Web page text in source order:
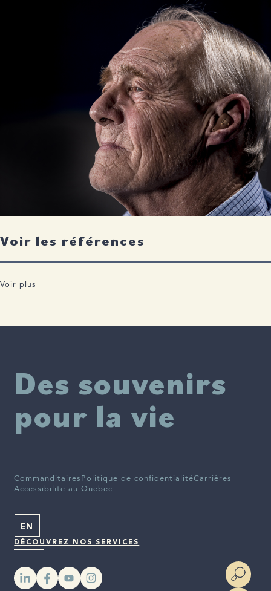
Voir les références
Voir plus
Des souvenirs
pour la vie
CommanditairesPolitique de confidentialitéCarrières
Accessibilité au Québec
EN
DÉCOUVREZ NOS SERVICES
YouTubeInstagram